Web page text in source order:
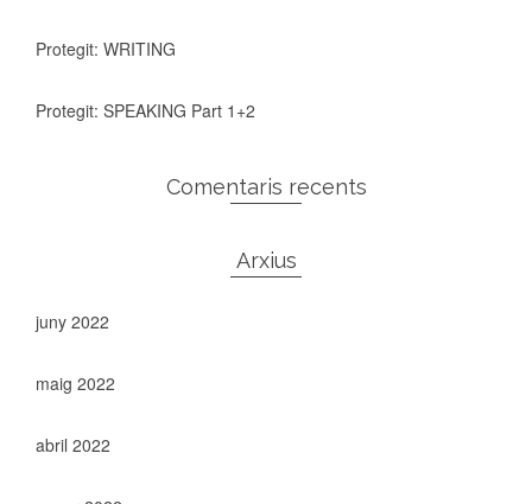
Protegit: WRITING
Protegit: SPEAKING Part 1+2
Comentaris recents
Arxius
juny 2022
maig 2022
abril 2022